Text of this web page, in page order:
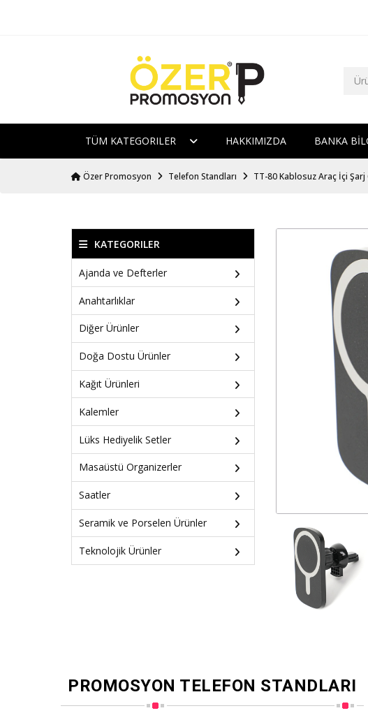
TÜM KATEGORILER HAKKIMIZDA BANKA
Özer Promosyon Telefon Standları TT-80 Kablosuz Araç İçi Şarj
KATEGORILER
Ajanda ve Defterler
Anahtarlıklar
Diğer Ürünler
Doğa Dostu Ürünler
Kağıt Ürünleri
Kalemler
Lüks Hediyelik Setler
Masaüstü Organizerler
Saatler
Seramik ve Porselen Ürünler
Teknolojik Ürünler
PROMOSYON TELEFON STANDLARI